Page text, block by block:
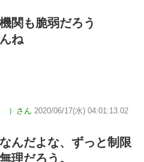
関も脆弱だろう
ね
）さん 2020/06/17(水) 04:01:13.02
んだよな、ずっと制限
理だろう。